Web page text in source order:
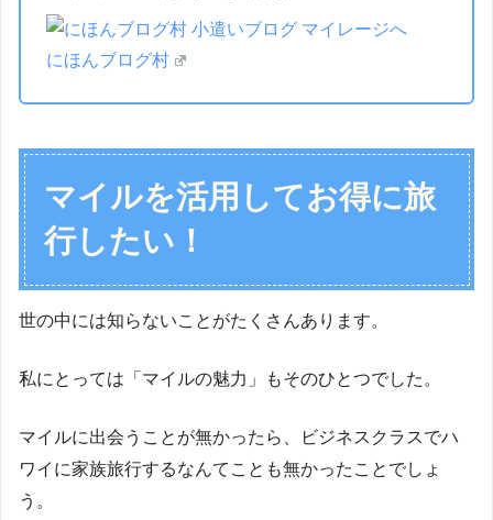
にほんブログ村
マイルを活用してお得に旅
行したい！
世の中には知らないことがたくさんあります。
私にとっては「マイルの魅力」もそのひとつでした。
マイルに出会うことが無かったら、ビジネスクラスでハ
ワイに家族旅行するなんてことも無かったことでしょ
う。